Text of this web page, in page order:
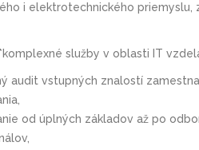
i elektrotechnic­kého priemyslu,
služby v oblasti IT
audit vstupných znalostí
od úplných základov až po